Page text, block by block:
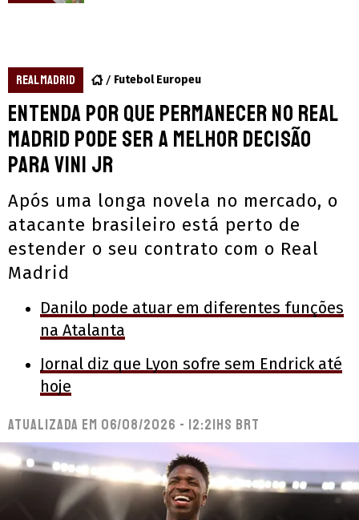
REAL MADRID Futebol Europeu
Entenda por que permanecer no Real
Madrid pode ser a melhor decisão
para Vini Jr
Após uma longa novela no mercado, o
atacante brasileiro está perto de
estender o seu contrato com o Real
Madrid
Danilo pode atuar em diferentes funções
na Atalanta
Jornal diz que Lyon sofre sem Endrick até
hoje
Atualizada em 06/08/2026 - 12:21hs BRT